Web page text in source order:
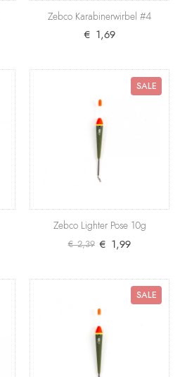
Marke: Zebco M..
#6
Allround-Karabinerwirbel aus Messing
Produktdetails Marke: Zebco Modell:..
Knicklicht-Schwimmer made in
einer Tragkraft von 10 Gramm.
1,99
Zebco Karabinerwirbel #4
€ 1,69
SALE
Zebco Lighter Pose 10g
€ 2,39 € 1,99
SALE